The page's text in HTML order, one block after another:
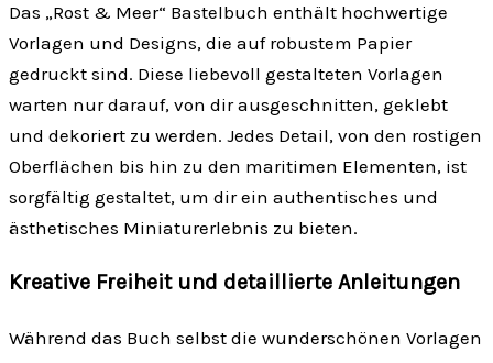
Das „Rost & Meer“ Bastelbuch enthält hochwertige
Vorlagen und Designs, die auf robustem Papier
gedruckt sind. Diese liebevoll gestalteten Vorlagen
warten nur darauf, von dir ausgeschnitten, geklebt
und dekoriert zu werden. Jedes Detail, von den rostigen
Oberflächen bis hin zu den maritimen Elementen, ist
sorgfältig gestaltet, um dir ein authentisches und
ästhetisches Miniaturerlebnis zu bieten.
Kreative Freiheit und detaillierte Anleitungen
Während das Buch selbst die wunderschönen Vorlagen